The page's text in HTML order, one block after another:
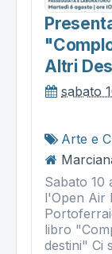
Altri
sabato
Arte e
Sabato
l'Open Air
libro
destini" Ci